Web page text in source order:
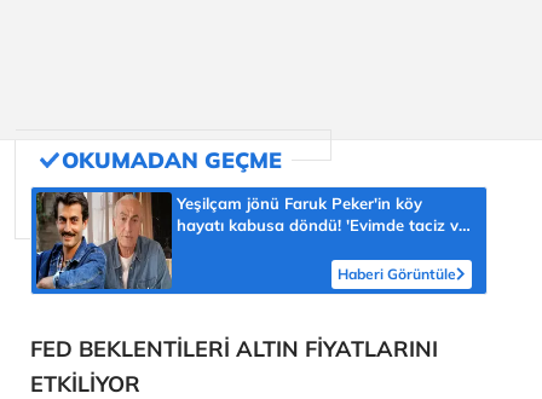
Yeşilçam jönü Faruk Peker'in köy
hayatı kabusa döndü! 'Evimde taciz ve
Haberi Görüntüle
FED BEKLENTİLERİ ALTIN FİYATLARINI
ETKİLİYOR